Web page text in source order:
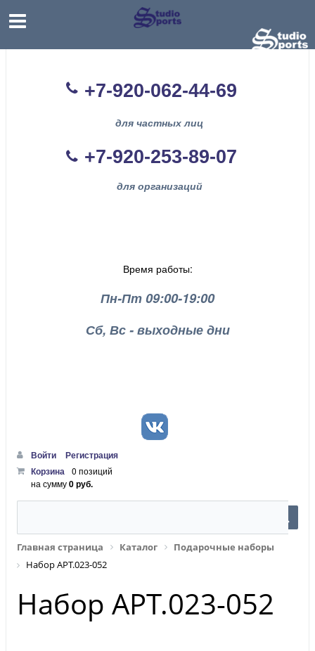
+7-920-062-44-69
для частных лиц
+7-920-253-89-07
для организаций
Время работы:
Пн-Пт 09:00-19:00
Сб, Вс - выходные дни
Войти
Регистрация
Корзина 0 позиций
на сумму0 руб.
Главная страница Каталог
Подарочные наборы
Набор АРТ.023-052
Набор АРТ.023-052